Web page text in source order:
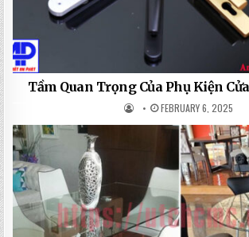
Tầm Quan Trọng Của Phụ Kiện
FEBRUARY 6, 2025